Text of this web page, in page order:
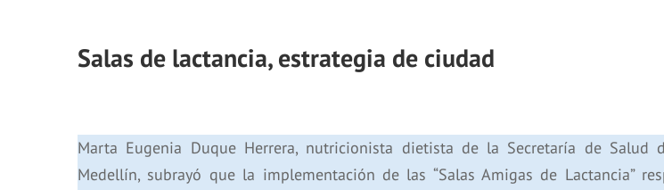
Salas de lactancia, estrategia de ciudad
Marta Eugenia Duque Herrera, nutricionista dietista de la Secretaría de Salud
Medellín, subrayó que la implementación de las “Salas Amigas de Lactancia”